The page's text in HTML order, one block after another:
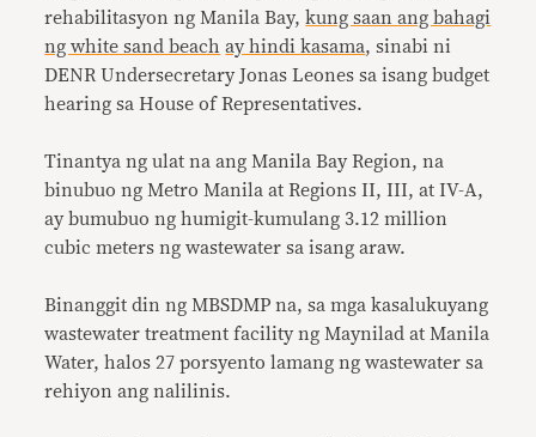
rehabilitasyon ng Manila Bay, kung saan ang bahagi
ng white sand beach ay hindi kasama, sinabi ni
DENR Undersecretary Jonas Leones sa isang budget
hearing sa House of Representatives.
Tinantya ng ulat na ang Manila Bay Region, na
binubuo ng Metro Manila at Regions II, III, at IV-A,
ay bumubuo ng humigit-kumulang 3.12 million
cubic meters ng wastewater sa isang araw.
Binanggit din ng MBSDMP na, sa mga kasalukuyang
wastewater treatment facility ng Maynilad at Manila
Water, halos 27 porsyento lamang ng wastewater sa
rehiyon ang nalilinis.